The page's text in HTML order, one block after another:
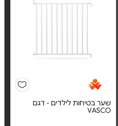
שער בטיחות לילדים - דגם
VASCO